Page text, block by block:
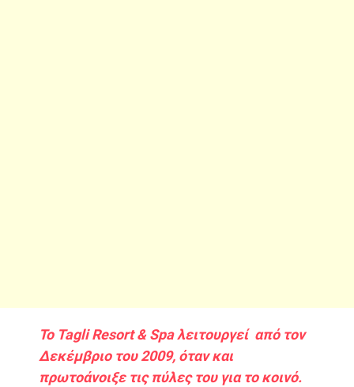
To Tagli Resort & Spa λειτουργεί από τον
Δεκέμβριο του 2009, όταν και
πρωτοάνοιξε τις πύλες του για το κοινό.